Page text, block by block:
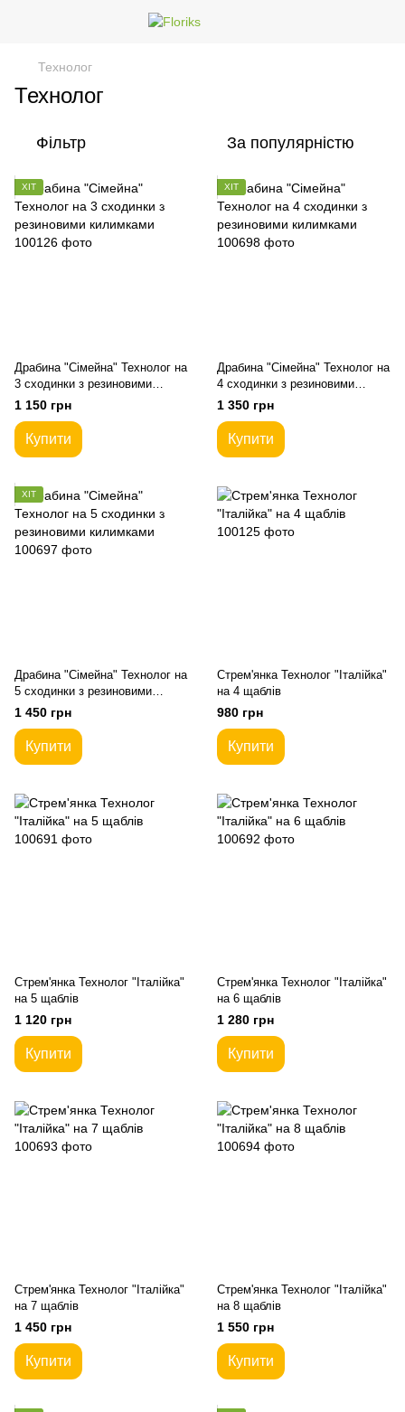
Технолог
Технолог
Фільтр За популярністю
ХІТ
Драбина "Сімейна" Технолог на
3 сходинки з резиновими
килимками
1 150 грн
Купити
ХІТ
Драбина "Сімейна" Технолог на
4 сходинки з резиновими
килимками
1 350 грн
Купити
ХІТ
Драбина "Сімейна" Технолог на
5 сходинки з резиновими
килимками
1 450 грн
Купити
Стрем'янка Технолог "Італійка"
на 4 щаблів
980 грн
Купити
Стрем'янка Технолог "Італійка"
на 5 щаблів
1 120 грн
Купити
Стрем'янка Технолог "Італійка"
на 6 щаблів
1 280 грн
Купити
Стрем'янка Технолог "Італійка"
на 7 щаблів
1 450 грн
Купити
Стрем'янка Технолог "Італійка"
на 8 щаблів
1 550 грн
Купити